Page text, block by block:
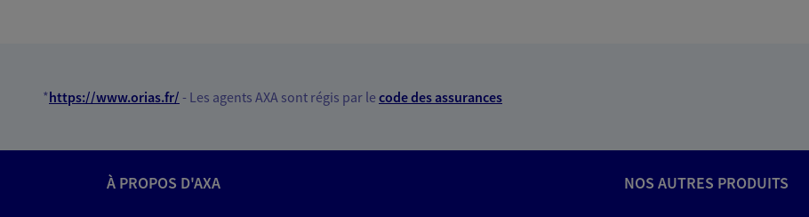
*https://www.orias.fr/ - Les agents AXA sont régis par lecode des assurances
À PROPOS D'AXA NOS AUTRES PRODUITS